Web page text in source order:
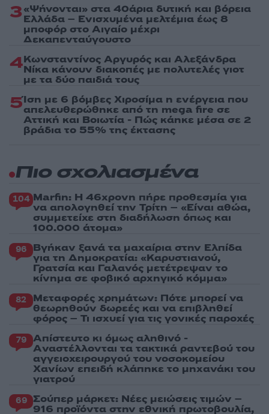
3«Ψήνονται» στα 40άρια δυτική και βόρεια
Ελλάδα – Ενισχυμένα μελτέμια έως 8
μποφόρ στο Αιγαίο μέχρι
Δεκαπενταύγουστο
4Κωνσταντίνος Αργυρός και Αλεξάνδρα
Νίκα κάνουν διακοπές με πολυτελές γιοτ
με τα δύο παιδιά τους
5Ίση με 6 βόμβες Χιροσίμα η ενέργεια που
απελευθερώθηκε από τη mega fire σε
Αττική και Βοιωτία - Πώς κάηκε μέσα σε 2
βράδια το 55% της έκτασης
Πιο σχολιασμένα
104 Marfin: Η 46χρονη πήρε προθεσμία για
να απολογηθεί την Τρίτη – «Είναι αθώα,
συμμετείχε στη διαδήλωση όπως και
100.000 άτομα»
96 Βγήκαν ξανά τα μαχαίρια στην Ελπίδα
για τη Δημοκρατία: «Καρυστιανού,
Γρατσία και Γαλανός μετέτρεψαν το
κίνημα σε φοβικό αρχηγικό κόμμα»
82 Μεταφορές χρημάτων: Πότε μπορεί να
θεωρηθούν δωρεές και να επιβληθεί
φόρος – Τι ισχυεί για τις γονικές παροχές
79 Απίστευτο κι όμως αληθινό -
Aναστέλλονται τα τακτικά ραντεβού του
αγγειοχειρουργού του νοσοκομείου
Χανίων επειδή κλάπηκε το μηχανάκι του
γιατρού
69 Σούπερ μάρκετ: Νέες μειώσεις τιμών –
916 προϊόντα στην εθνική πρωτοβουλία,